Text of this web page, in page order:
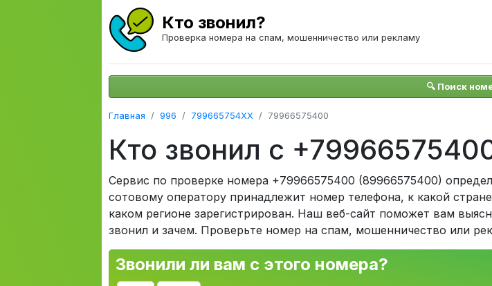
Кто звонил?
Проверка номера на спам, мошенничество или рекламу
🔍 Поиск
Главная 996 799665754XX 79966575400
Кто звонил с
Сервис по проверке номера +79966575400 (89966575400)
сотовому оператору принадлежит номер телефона, к какой
каком регионе зарегистрирован. Наш веб-сайт поможет вам
звонил и зачем. Проверьте номер на спам, мошенничество или
Звонили ли вам с этого номера?